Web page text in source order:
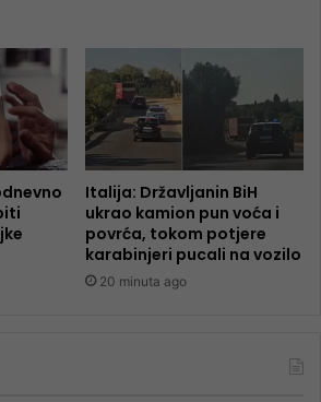
Italija: Državljanin BiH
ukrao kamion pun voća i
povrća, tokom potjere
karabinjeri pucali na vozilo
20 minuta ago